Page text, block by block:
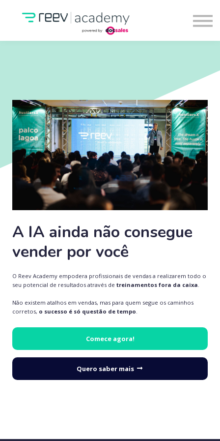
Conheça o RA Premium
Entrar
A IA ainda não consegue
vender por você
O Reev Academy empodera profissionais de vendas a realizarem todo o
seu potencial de resultados através de treinamentos fora da caixa.
Não existem atalhos em vendas, mas para quem segue os caminhos
corretos, o sucesso é só questão de tempo.
Comece agora!
Quero saber mais